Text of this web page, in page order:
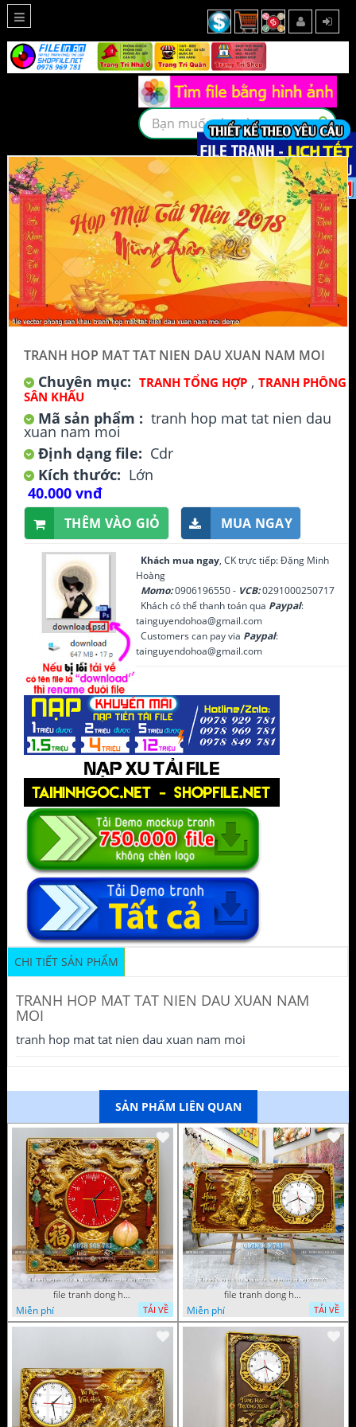
TRANH HOP MAT TAT NIEN DAU XUAN NAM MOI
Chuyên mục: TRANH TỔNG HỢP , TRANH PHÔNG
SÂN KHẤU
Mã sản phẩm : tranh hop mat tat nien dau
xuan nam moi
Định dạng file: Cdr
Kích thước: Lớn
40.000 vnđ
THÊM VÀO GIỎ MUA NGAY
Khách mua ngay, CK trực tiếp: Đặng Minh
Hoàng
Momo:0906196550 - VCB:0291000250717
Khách có thể thanh toán qua Paypal:
tainguyendohoa@gmail.com
Customers can pay via Paypal:
tainguyendohoa@gmail.com
CHI TIẾT SẢN PHẨM
TRANH HOP MAT TAT NIEN DAU XUAN NAM
MOI
tranh hop mat tat nien dau xuan nam moi
SẢN PHẨM LIÊN QUAN
file tranh dong ho tu quy tung hac dai bang ho rong phuong 072026 93
Miễn phí
TẢI VỀ
file tranh dong ho tu quy tung hac dai bang ho rong phuong 072026 78
Miễn phí
TẢI VỀ